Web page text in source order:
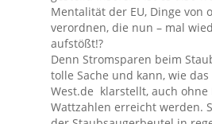
Mentalität der EU, Dinge von
verordnen, die nun – mal
aufstößt!?
Denn Stromsparen beim
tolle Sache und kann, wie das
West.de klarstellt, auch ohne
Wattzahlen erreicht werden.